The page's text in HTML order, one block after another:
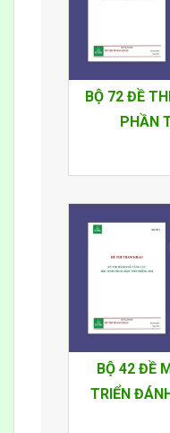
BỘ 72 ĐỀ
PHẦN
BỘ 42 ĐỀ
TRIỂN